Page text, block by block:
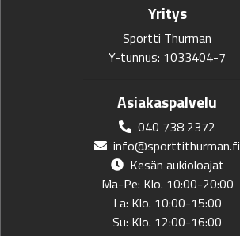
Yritys
Sportti Thurman
Y-tunnus: 1033404-7
Asiakaspalvelu
040 738 2372
info@sporttithurman.fi
Kesän aukioloajat
Ma-Pe: Klo. 10:00-20:00
La: Klo. 10:00-15:00
Su: Klo. 12:00-16:00